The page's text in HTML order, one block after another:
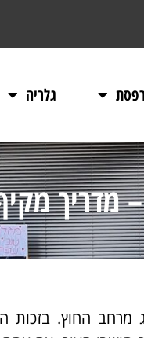
גלריה
– מדריך
החוץ. בזכות